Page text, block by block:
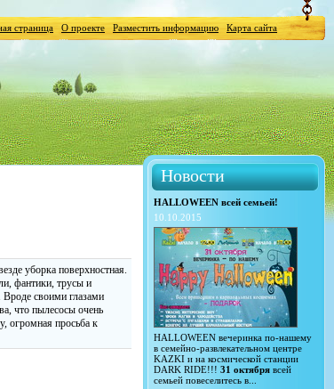
страница О проекте Разместить информацию Карта сайта
уборка поверхностная.
фантики, трусы и
своими глазами
что пылесосы очень
огромная просьба к
Новости
HALLOWEEN всей семьей!
10.10.2015
HALLOWEEN вечеринка по-нашему
в семейно-развлекательном центре
KAZKI и на космической станции
DARK RIDE!!! 31 октября всей
семьей повеселитесь в...